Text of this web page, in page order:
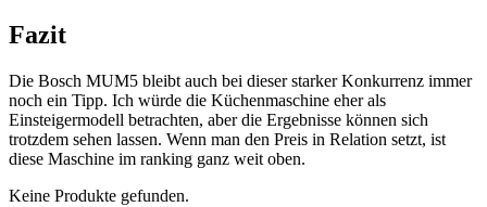
Fazit
Die Bosch MUM5 bleibt auch bei dieser starker Konkurrenz immer
noch ein Tipp. Ich würde die Küchenmaschine eher als
Einsteigermodell betrachten, aber die Ergebnisse können sich
trotzdem sehen lassen. Wenn man den Preis in Relation setzt, ist
diese Maschine im ranking ganz weit oben.
Keine Produkte gefunden.